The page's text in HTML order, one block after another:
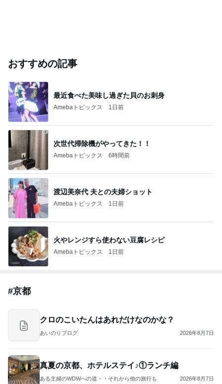
おすすめの記事
最近食べた美味し過ぎた貝のお刺身
Amebaトピックス 1日前
次世代掃除機がやってきた！！
Amebaトピックス 6時間前
渡辺美奈代 夫との夫婦ショット
Amebaトピックス 1日前
火やレンジすら使わない豆腐レシピ
Amebaトピックス 1日前
#京都
クロのこいたんはあれだけなのかな？
あいのりブログ 2026年8月7日
真夏の京都、ホテルステイ♪①ランチ編
ある主婦のWDWへの道・・それから他の旅行も 2026年8月7日